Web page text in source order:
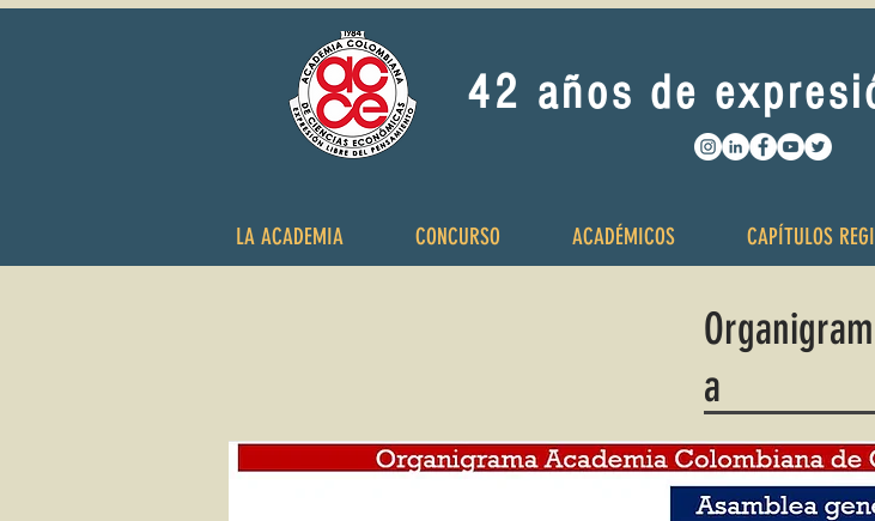
42 años de
LA ACADEMIA CONCURSO ACADÉMICOS CAPÍTULOS
Organigram
a